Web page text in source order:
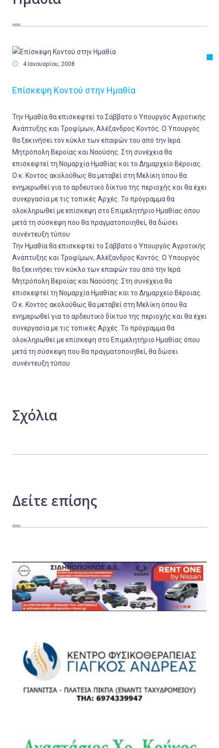
 4 Ιανουαρίου, 2008
Επίσκεψη Κοντού στην Ημαθία
Την Ημαθία θα επισκεφτεί το Σάββατο ο Υπουργός Αγροτικής
Ανάπτυξης και Τροφίμων, Αλέξανδρος Κοντός. Ο Υπουργός
θα ξεκινήσει τον κύκλο των επαφών του από την Ιερά
Μητρόπολη Βεροίας και Ναούσης. Στη συνέχεια θα
επισκεφτεί τη Νομαρχία Ημαθίας και το Δημαρχείο Βέροιας.
Ο κ. Κοντός ακολούθως θα μεταβεί στη Μελίκη όπου θα
ενημερωθεί για το αρδευτικό δίκτυο της περιοχής και θα έχει
συνεργασία με τις τοπικές Αρχές. Το πρόγραμμα θα
ολοκληρωθεί με επίσκεψη στο Επιμελητήριο Ημαθίας όπου
μετά τη σύσκεψη που θα πραγματοποιηθεί, θα δώσει
συνέντευξη τύπου
Την Ημαθία θα επισκεφτεί το Σάββατο ο Υπουργός Αγροτικής
Ανάπτυξης και Τροφίμων, Αλέξανδρος Κοντός. Ο Υπουργός
θα ξεκινήσει τον κύκλο των επαφών του από την Ιερά
Μητρόπολη Βεροίας και Ναούσης. Στη συνέχεια θα
επισκεφτεί τη Νομαρχία Ημαθίας και το Δημαρχείο Βέροιας.
Ο κ. Κοντός ακολούθως θα μεταβεί στη Μελίκη όπου θα
ενημερωθεί για το αρδευτικό δίκτυο της περιοχής και θα έχει
συνεργασία με τις τοπικές Αρχές. Το πρόγραμμα θα
ολοκληρωθεί με επίσκεψη στο Επιμελητήριο Ημαθίας όπου
μετά τη σύσκεψη που θα πραγματοποιηθεί, θα δώσει
συνέντευξη τύπου
Σχόλια
Δείτε επίσης
Ελλάδα
Οικονομία
Αθλητικά
Αστυνομικό Δελτίο